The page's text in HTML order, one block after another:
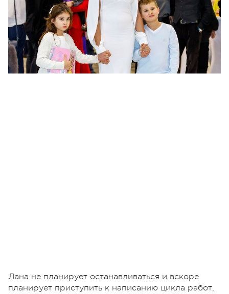
Лана не планирует останавливаться и вскоре
планирует приступить к написанию цикла работ,